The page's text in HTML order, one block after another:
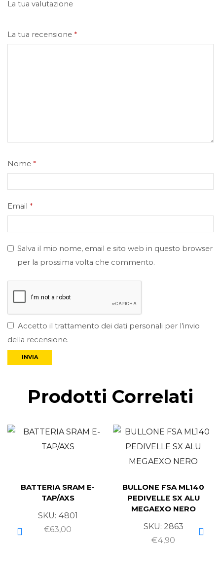
La tua valutazione
La tua recensione *
Nome *
Email *
Salva il mio nome, email e sito web in questo browser
per la prossima volta che commento.
Accetto il trattamento dei dati personali per l’invio
della recensione.
Prodotti Correlati
BATTERIA SRAM E-
TAP/AXS
SKU: 4801
€63,00
BULLONE FSA ML140
PEDIVELLE SX ALU
MEGAEXO NERO
SKU: 2863
€4,90